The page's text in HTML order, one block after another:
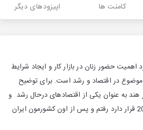
کامنت ها اپیزودهای دیگر
اهمیت حضور زنان در بازار کار و ایجاد شرایط
موضوع در اقتصاد و رشد است. برای توضیح
به عنوان یکی از اقتصادهای درحال رشد و
بزرگ دنیا که در گروه جی 20 قرار دارد رفتم و پس از اون کشورمون ایران